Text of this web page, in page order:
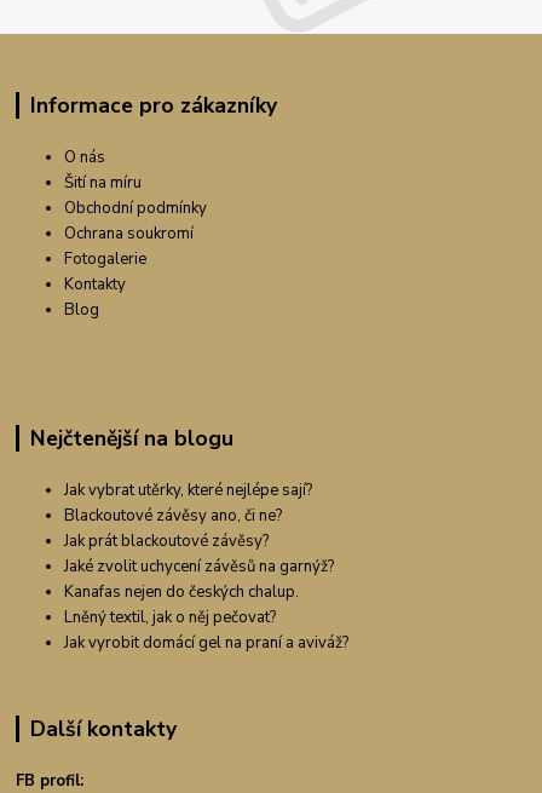
Informace pro zákazníky
O nás
Šití na míru
Obchodní podmínky
Ochrana soukromí
Fotogalerie
Kontakty
Blog
Nejčtenější na blogu
Jak vybrat utěrky, které nejlépe sají?
Blackoutové závěsy ano, či ne?
Jak prát blackoutové závěsy?
Jaké zvolit uchycení závěsů na garnýž?
Kanafas nejen do českých chalup.
Lněný textil, jak o něj pečovat?
Jak vyrobit domácí gel na praní a aviváž?
Další kontakty
FB profil: